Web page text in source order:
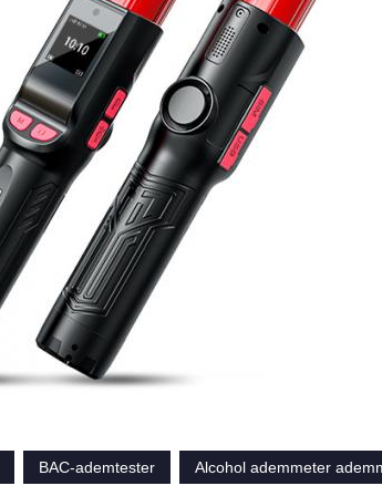
BAC-ademtester Alcohol ademmeter